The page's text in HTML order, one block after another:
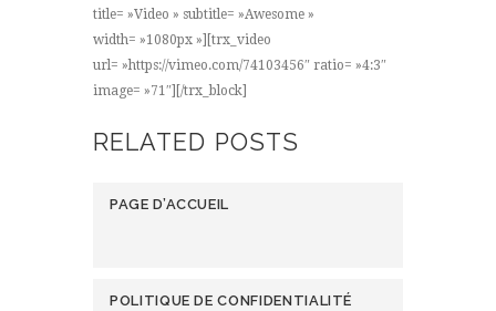
title= »Video » subtitle= »Awesome »
width= »1080px »][trx_video
url= »https://vimeo.com/74103456″ ratio= »4:3″
image= »71″][/trx_block]
RELATED POSTS
PAGE D’ACCUEIL
POLITIQUE DE CONFIDENTIALITÉ